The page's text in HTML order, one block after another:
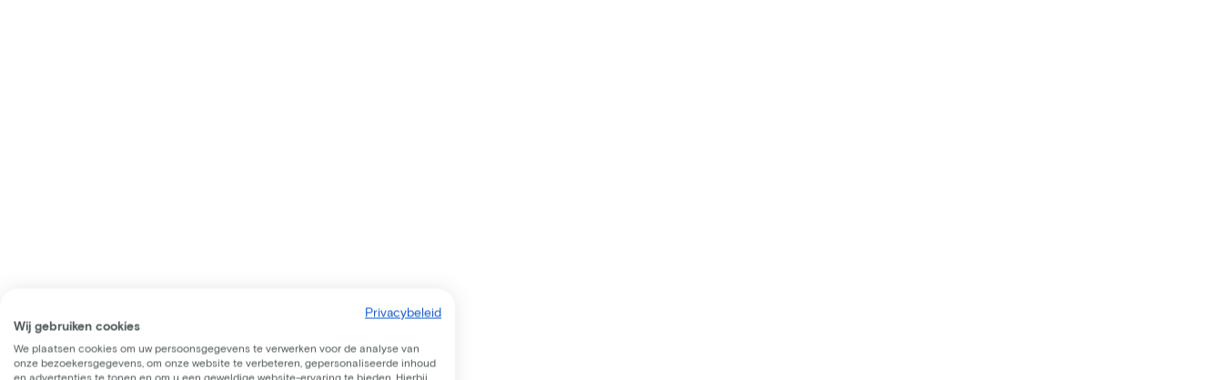
Privacybeleid
Wij gebruiken cookies
We plaatsen cookies om uw persoonsgegevens te verwerken voor de analyse van
onze bezoekersgegevens, om onze website te verbeteren, gepersonaliseerde inhoud
en advertenties te tonen en om u een geweldige website-ervaring te bieden. Hierbij